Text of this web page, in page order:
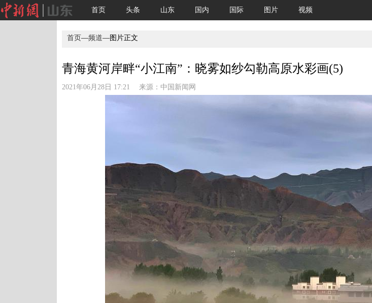
首页 头条 山东 国内 国际 图片 视频
首页—频道—图片正文
青海黄河岸畔“小江南”：晓雾如纱勾勒高原水彩画(5)
2021年06月28日 17:21 来源： 中国新闻网